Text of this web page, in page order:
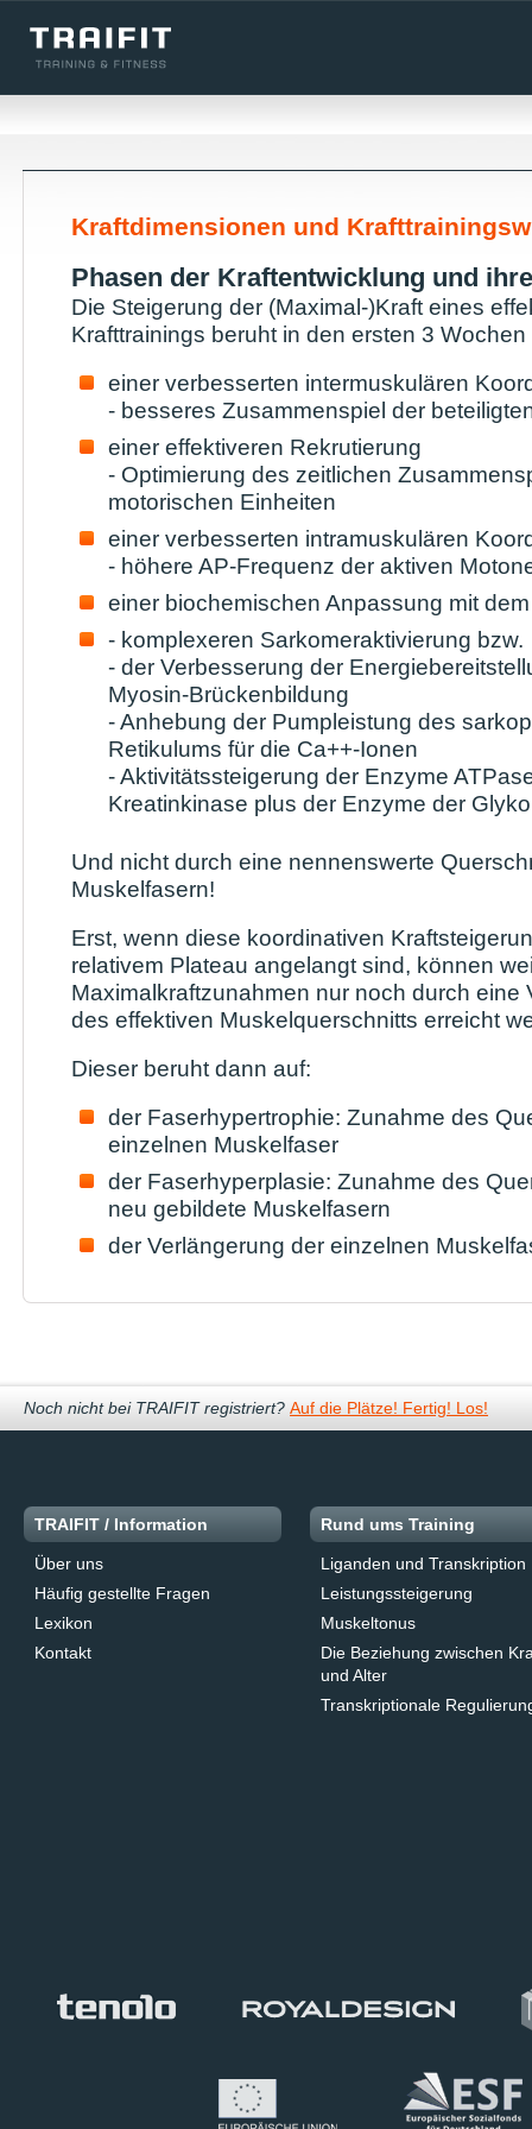
Kraftdimensionen und
Phasen der Kraftentwicklung und
Die Steigerung der (Maximal-)Kraft eines
Krafttrainings beruht in den ersten 3 Wochen
einer verbesserten intermuskulären
- besseres Zusammenspiel der
einer effektiveren Rekrutierung
- Optimierung des zeitlichen
motorischen Einheiten
einer verbesserten intramuskulären
- höhere AP-Frequenz der aktiven
einer biochemischen Anpassung mit
- komplexeren Sarkomeraktivierung bzw.
- der Verbesserung der
Myosin-Brückenbildung
- Anhebung der Pumpleistung des
Retikulums für die Ca++-Ionen
- Aktivitätssteigerung der Enzyme
Kreatinkinase plus der Enzyme der
Und nicht durch eine nennenswerte
Muskelfasern!
Erst, wenn diese koordinativen
relativem Plateau angelangt sind, können
Maximalkraftzunahmen nur noch durch eine
des effektiven Muskelquerschnitts erreicht
Dieser beruht dann auf:
der Faserhypertrophie: Zunahme des
einzelnen Muskelfaser
der Faserhyperplasie: Zunahme des
neu gebildete Muskelfasern
der Verlängerung der einzelnen
Noch nicht bei TRAIFIT registriert? Auf die Plätze! Fertig! Los!
TRAIFIT / Information
Über uns
Häufig gestellte Fragen
Lexikon
Kontakt
Rund ums Training
Liganden und Transkription
Leistungssteigerung
Muskeltonus
Die Beziehung zwischen
und Alter
Transkriptionale